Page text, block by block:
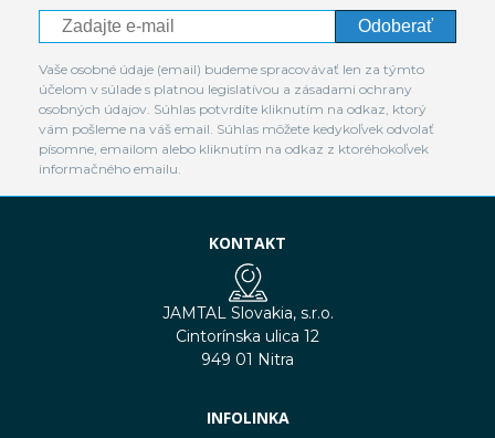
Odoberať
Vaše osobné údaje (email) budeme spracovávať len za týmto
účelom v súlade s platnou legislatívou a zásadami ochrany
osobných údajov. Súhlas potvrdíte kliknutím na odkaz, ktorý
vám pošleme na váš email. Súhlas môžete kedykoľvek odvolať
písomne, emailom alebo kliknutím na odkaz z ktoréhokoľvek
informačného emailu.
KONTAKT
JAMTAL Slovakia, s.r.o.
Cintorínska ulica 12
949 01 Nitra
INFOLINKA